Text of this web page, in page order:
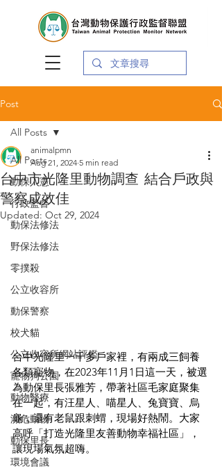
Post
All Posts
動保入憲
行政監督
動保法修法
野保法修法
零撲殺
公立收容所
動保警察
校犬貓
公立收容所網站評鑑
寵物狗公園
動物醫療
瀕危動物
動保里長
環境會議
All Posts
台中市光隆里動物調查 結合戶政與
警察成效佳
animalpmn
Aug 21, 2024 5 min read
Updated: Oct 29, 2024
台中光隆里一千多戶家裡，有兩成三飼養
各類寵物，在2023年11月1日這一天，被選
為動保里長張雅芳，帶著社區毛家庭聚集
在一起，有汪星人、喵星人、兔寶寶、烏
龜，還有老鼠跟刺蝟，現場好熱鬧。大家
高呼「打造光隆里友善動物幸福社區」，
讓現場氣氛超嗨。